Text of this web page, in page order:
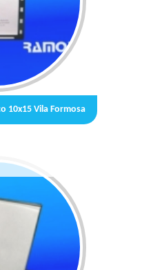
10x15 Vila Formosa